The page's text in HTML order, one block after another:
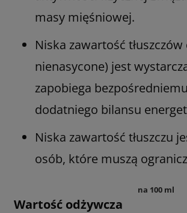
masy mięśniowej.
Niska zawartość
nienasycone) jest
zapobiega
dodatniego bilansu
Niska zawartość tłuszczu
osób, które muszą
Wartość odżywcza
na 100 ml